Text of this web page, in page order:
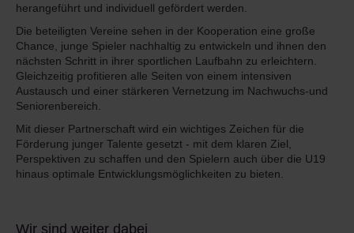
herangeführt und individuell gefördert werden.
Die beteiligten Vereine sehen in der Kooperation eine große
Chance, junge Spieler nachhaltig zu entwickeln und ihnen den
nächsten Schritt in ihrer sportlichen Laufbahn zu erleichtern.
Gleichzeitig profitieren alle Seiten von einem intensiven
Austausch und einer stärkeren Vernetzung im Nachwuchs-und
Seniorenbereich.
Mit dieser Partnerschaft wird ein wichtiges Zeichen für die
Förderung junger Talente gesetzt - mit dem klaren Ziel,
Perspektiven zu schaffen und den Spielern auch über die U19
hinaus optimale Entwicklungsmöglichkeiten zu bieten.
Wir sind weiter dabei